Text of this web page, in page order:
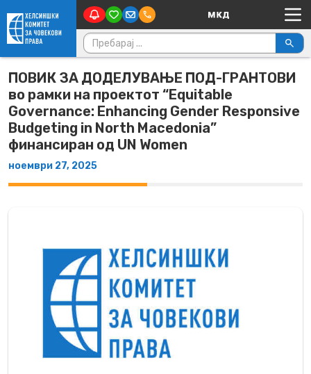
Skip to content Main Navigation
Пребарувај за:
ПОВИК ЗА ДОДЕЛУВАЊЕ ПОД-ГРАНТОВИ
во рамки на проектот “Equitable
Governance: Enhancing Gender Responsive
Budgeting in North Macedonia”
финансиран од UN Women
ноември 27, 2025